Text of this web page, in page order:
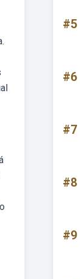
#5
#6
#7
#8
#9